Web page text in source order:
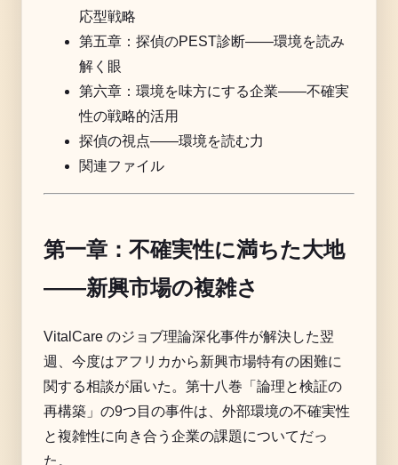
応型戦略
第五章：探偵のPEST診断——環境を読み
解く眼
第六章：環境を味方にする企業——不確実
性の戦略的活用
探偵の視点——環境を読む力
関連ファイル
第一章：不確実性に満ちた大地
——新興市場の複雑さ
VitalCare のジョブ理論深化事件が解決した翌
週、今度はアフリカから新興市場特有の困難に
関する相談が届いた。第十八巻「論理と検証の
再構築」の9つ目の事件は、外部環境の不確実性
と複雑性に向き合う企業の課題についてだっ
た。